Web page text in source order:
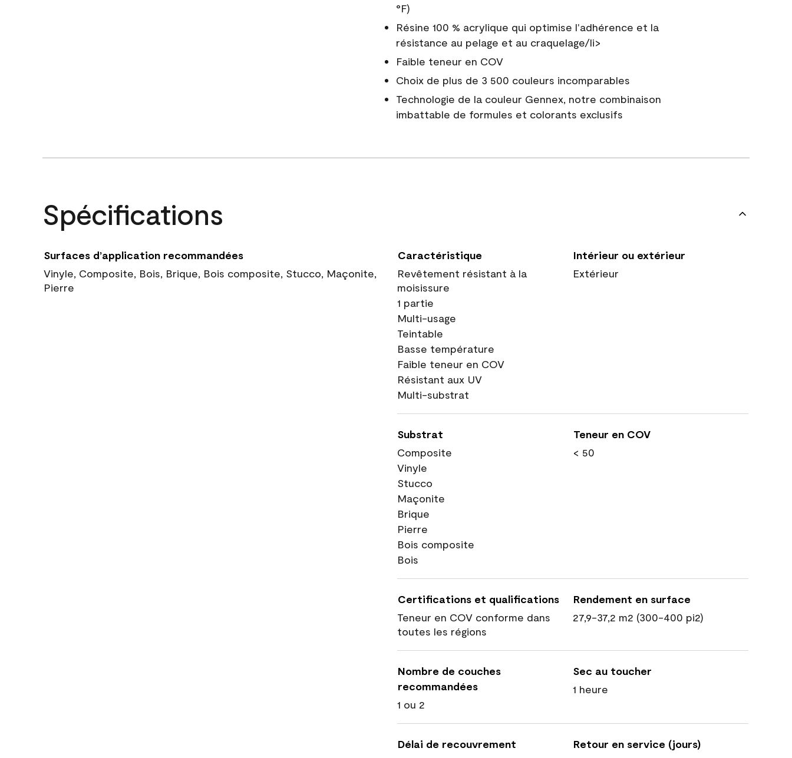
°F)
Résine 100 % acrylique qui optimise l'adhérence et la
résistance au pelage et au craquelage/li>
Faible teneur en COV
Choix de plus de 3 500 couleurs incomparables
Technologie de la couleur Gennex, notre combinaison
imbattable de formules et colorants exclusifs
Spécifications
Surfaces d’application recommandées
Vinyle, Composite, Bois, Brique, Bois composite, Stucco, Maçonite,
Pierre
Caractéristique
Revêtement résistant à la
moisissure
1 partie
Multi-usage
Teintable
Basse température
Faible teneur en COV
Résistant aux UV
Multi-substrat
Intérieur ou extérieur
Extérieur
Substrat
Composite
Vinyle
Stucco
Maçonite
Brique
Pierre
Bois composite
Bois
Teneur en COV
< 50
Certifications et qualifications
Teneur en COV conforme dans
toutes les régions
Rendement en surface
27,9-37,2 m2 (300-400 pi2)
Nombre de couches
recommandées
1 ou 2
Sec au toucher
1 heure
Délai de recouvrement
Retour en service (jours)